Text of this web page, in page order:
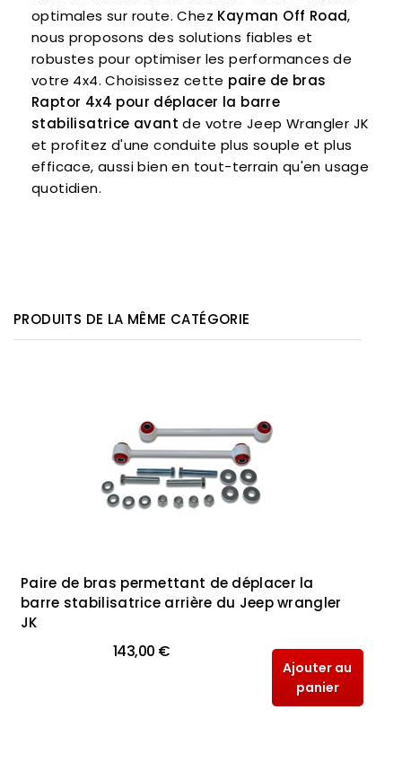
optimales sur route. Chez Kayman Off Road,
nous proposons des solutions fiables et
robustes pour optimiser les performances de
votre 4x4. Choisissez cette paire de bras
Raptor 4x4 pour déplacer la barre
stabilisatrice avant de votre Jeep Wrangler JK
et profitez d'une conduite plus souple et plus
efficace, aussi bien en tout-terrain qu'en usage
quotidien.
PRODUITS DE LA MÊME CATÉGORIE
Paire de bras permettant de déplacer la
barre stabilisatrice arrière du Jeep wrangler
JK
143,00 €
Ajouter au
panier